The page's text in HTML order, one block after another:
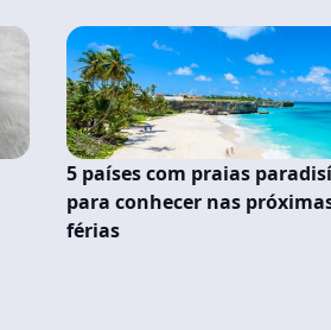
5 países com praias
para conhecer nas
férias